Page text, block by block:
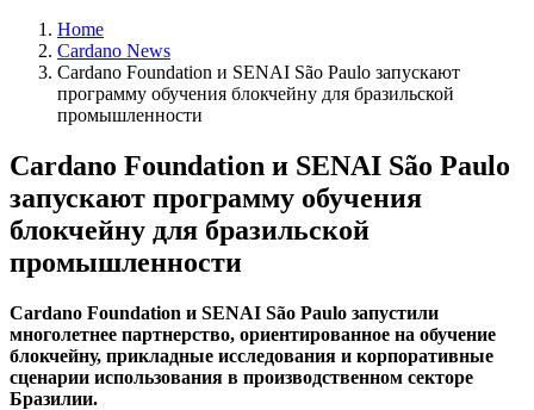
Home
Cardano News
Cardano Foundation и SENAI São Paulo запускают
программу обучения блокчейну для бразильской
промышленности
Cardano Foundation и SENAI São Paulo
запускают программу обучения
блокчейну для бразильской
промышленности
Cardano Foundation и SENAI São Paulo запустили
многолетнее партнерство, ориентированное на обучение
блокчейну, прикладные исследования и корпоративные
сценарии использования в производственном секторе
Бразилии.